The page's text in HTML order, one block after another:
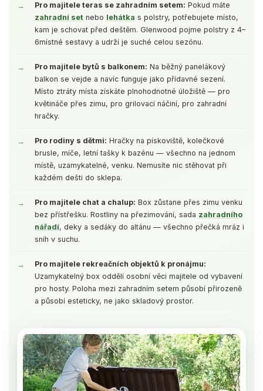
Pro majitele teras se zahradním setem: Pokud máte
zahradní set nebo lehátka s polstry, potřebujete místo,
kam je schovat před deštěm. Glenwood pojme polstry z 4–
6místné sestavy a udrží je suché celou sezónu.
Pro majitele bytů s balkonem: Na běžný panelákový
balkon se vejde a navíc funguje jako přídavné sezení.
Místo ztráty místa získáte plnohodnotné úložiště — pro
květináče přes zimu, pro grilovací náčiní, pro zahradní
hračky.
Pro rodiny s dětmi: Hračky na pískoviště, kolečkové
brusle, míče, letní tašky k bazénu — všechno na jednom
místě, uzamykatelné, venku. Nemusíte nic stěhovat při
každém dešti do sklepa.
Pro majitele chat a chalup: Box zůstane přes zimu venku
bez přístřešku. Rostliny na přezimování, sada zahradního
nářadí, deky a sedáky do altánu — všechno přečká mráz i
sníh v suchu.
Pro majitele rekreačních objektů k pronájmu:
Uzamykatelný box oddělí osobní věci majitele od vybavení
pro hosty. Poloha mezi zahradním setem působí přirozeně
a působí esteticky, ne jako skladový prostor.